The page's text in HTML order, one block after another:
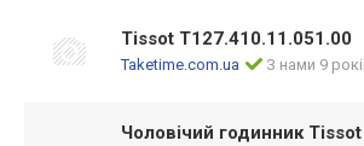
Tissot T127.410.11.051.00
Taketime.com.ua З нами 9
Чоловічий годинник